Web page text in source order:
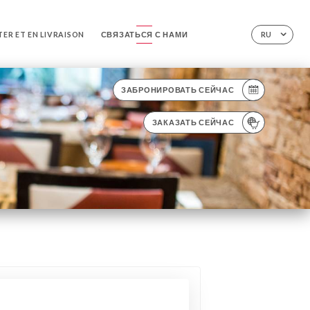
RU
ET EN LIVRAISON СВЯЗАТЬСЯ С НАМИ
ЗАБРОНИРОВАТЬ СЕЙЧАС
ЗАКАЗАТЬ СЕЙЧАС